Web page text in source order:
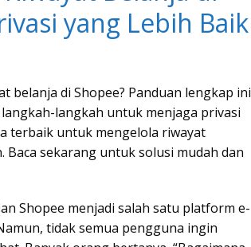
yang Lebih Baik
belanja di Shopee? Panduan lengkap ini
langkah untuk menjaga privasi
terbaik untuk mengelola riwayat
Baca sekarang untuk solusi mudah dan
Shopee menjadi salah satu platform e-
tidak semua pengguna ingin